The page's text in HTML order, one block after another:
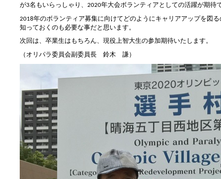
が3名もいらっしゃり、 2020年大会ボランティアとしての活躍が期待
2018年のボランティア募集に向けてどのようにキャリアアップを図
知っておくのも必要な事だと思います。
次回は、卒業生はもちろん、現役上智大生の参加期待いたします。
（オリパラ委員会副委員長 鈴木 謙）